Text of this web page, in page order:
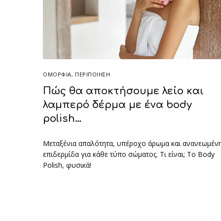
ΟΜΟΡΦΙΑ, ΠΕΡΙΠΟΊΗΣΗ
Πώς θα αποκτήσουμε λείο και
λαμπερό δέρμα με ένα body
polish…
Μεταξένια απαλότητα, υπέροχο άρωμα και
επιδερμίδα για κάθε τύπο σώματος. Τι είναι; Το Body
Polish, φυσικά!